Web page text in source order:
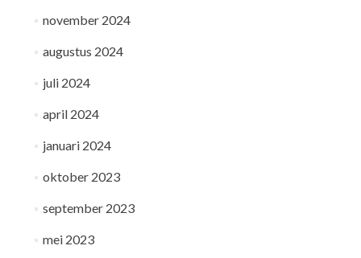
november 2024
augustus 2024
juli 2024
april 2024
januari 2024
oktober 2023
september 2023
mei 2023